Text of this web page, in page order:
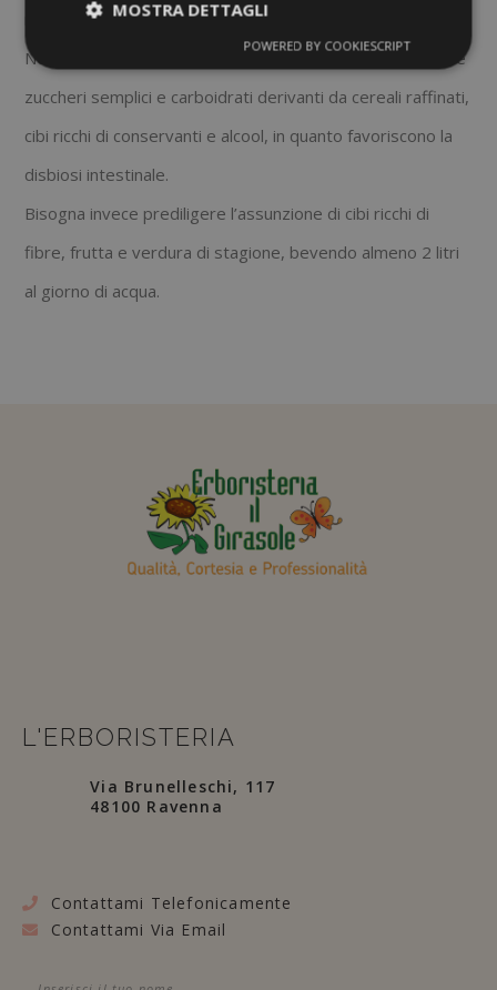
modo da evitare le ricadute.
Nei periodi in cui si presenta la cistite è opportuno evitare
zuccheri semplici e carboidrati derivanti da cereali raffinati,
cibi ricchi di conservanti e alcool, in quanto favoriscono la
disbiosi intestinale.
Bisogna invece prediligere l’assunzione di cibi ricchi di
fibre, frutta e verdura di stagione, bevendo almeno 2 litri
al giorno di acqua.
L'ERBORISTERIA
Via Brunelleschi, 117
48100 Ravenna
Contattami Telefonicamente
Contattami Via Email
MOSTRA DETTAGLI
POWERED BY COOKIESCRIPT